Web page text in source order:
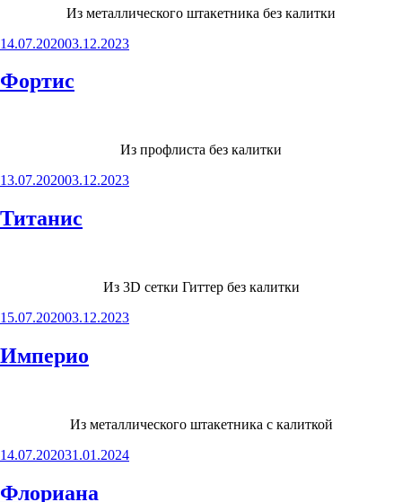
Из металлического штакетника без калитки
Опубликовано
14.07.202003.12.2023
Фортис
Из профлиста без калитки
Опубликовано
13.07.202003.12.2023
Титанис
Из 3D сетки Гиттер без калитки
Опубликовано
15.07.202003.12.2023
Империо
Из металлического штакетника с калиткой
Опубликовано
14.07.202031.01.2024
Флориана